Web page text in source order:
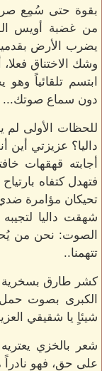
بقوة حتى سُمِع
من غضبة أويس
يضرب الأرض
وشك الاختناق
ابتسم تلقائياً
دون سماع صوتك...
للحظات الأولى
داليا؟ عزيزتي أين
أجابته قهقهات
فتهدل كتفاه
تحيكان مؤامرة ضدي
شهقت داليا
الصوت: نحن من
تتهمنا..
كشر طارق بسخرية
الكبرى بصوت
شيئاٍ يا شقيقي
شعر بالخزي
على حق، فهو نادراً